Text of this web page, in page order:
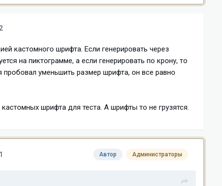
кастомного шрифта. Если генерировать через
на пиктограмме, а если генерировать по крону, то
уменьшить размер шрифта, он все равно
шрифта для теста. А шрифты то не грузятся.
Автор Администраторы